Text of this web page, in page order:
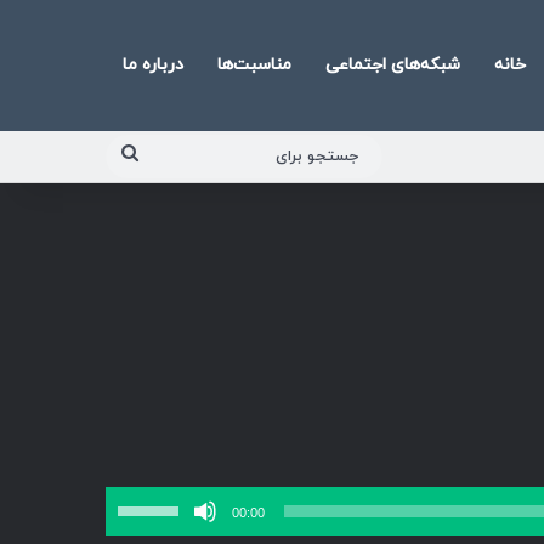
خانه شبکه‌های اجتماعی مناسبت‌ها درباره ما
00:00
افزایش